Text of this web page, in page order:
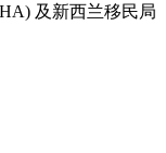
及新西兰移民局